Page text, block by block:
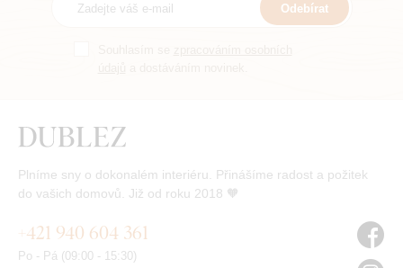
Odebírat
Plníme sny o dokonalém interiéru. Přinášíme radost a požitek
do vašich domovů. Již od roku 2018 🧡
+421 940 604 361
Po - Pá (09:00 - 15:30)